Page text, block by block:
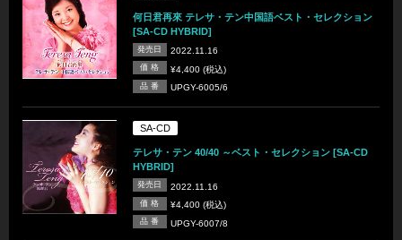
何日君再來 テレサ・テン中国語ベスト・セレクション
[SA-CD HYBRID]
発売日 2022.11.16
価 格 ¥4,400 (税込)
品 番 UPGY-6005/6
SA-CD
テレサ・テン 40/40 ～ベスト・セレクション [SA-CD
HYBRID]
発売日 2022.11.16
価 格 ¥4,400 (税込)
品 番 UPGY-6007/8